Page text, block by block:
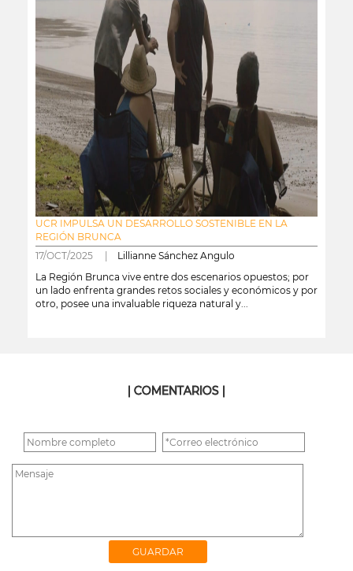
UCR IMPULSA UN DESARROLLO SOSTENIBLE EN LA
REGIÓN BRUNCA
17/OCT/2025 | Lillianne Sánchez Angulo
La Región Brunca vive entre dos escenarios opuestos; por
un lado enfrenta grandes retos sociales y económicos y por
otro, posee una invaluable riqueza natural y...
| COMENTARIOS |